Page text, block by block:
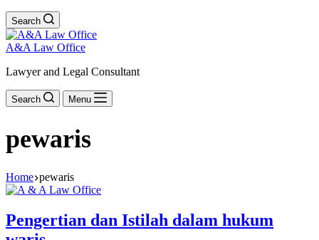
Search
A&A Law Office
Lawyer and Legal Consultant
Search Menu
pewaris
Home pewaris
Pengertian dan Istilah dalam hukum